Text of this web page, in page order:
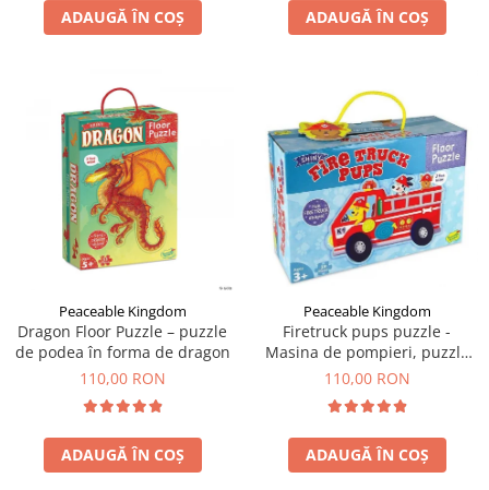
ADAUGĂ ÎN COȘ ADAUGĂ ÎN COȘ
Peaceable Kingdom
Dragon Floor Puzzle – puzzle
de podea în forma de dragon
110,00 RON
ADAUGĂ ÎN COȘ
Peaceable Kingdom
Firetruck pups puzzle -
Masina de pompieri, puzzle
mare de podea
110,00 RON
ADAUGĂ ÎN COȘ